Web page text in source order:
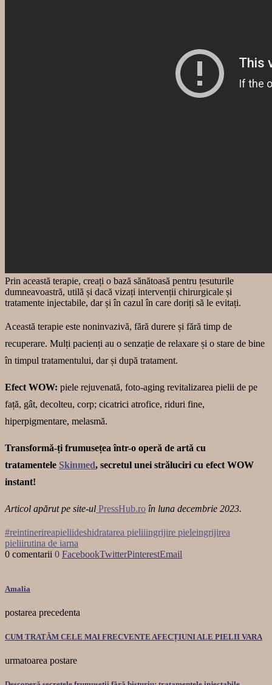
Prin această terapie, creați o bază sănătoasă pentru țesuturile
dumneavoastră, utilă și dacă vizați intervenții chirurgicale și
tratamente injectabile, dar și în cazul în care doriți să le evitați.
Această terapie este noninvazivă, fără durere și fără timp de
recuperare. Mulți pacienți au o senzație de relaxare și o stare de bine
în timpul tratamentului, dar și după tratament.
Efect WOW: piele rejuvenată, foto-aging revitalizarea pielii de pe
față, gât, decolteu, corp; cicatrici atrofice, riduri fine,
hiperpigmentare, melasmă.
Transformă-ți frumusețea într-o operă de artă cu
tratamentele Skinmed, secretul unei străluciri cu efect WOW
instant!
Articol apărut pe site-ul PressHub.ro în luna decembrie 2023.
#reintinerireapieliideshidratarea pieliiingrijire pieleingrijirea
pieliirutina de iarna
0 comentarii 0 FacebookTwitterPinterestEmail
Amalia
postarea precedenta
CUM TRATĂM CELE MAI FRECVENTE AFECȚIUNI ALE PIELII VARA
urmatoarea postare